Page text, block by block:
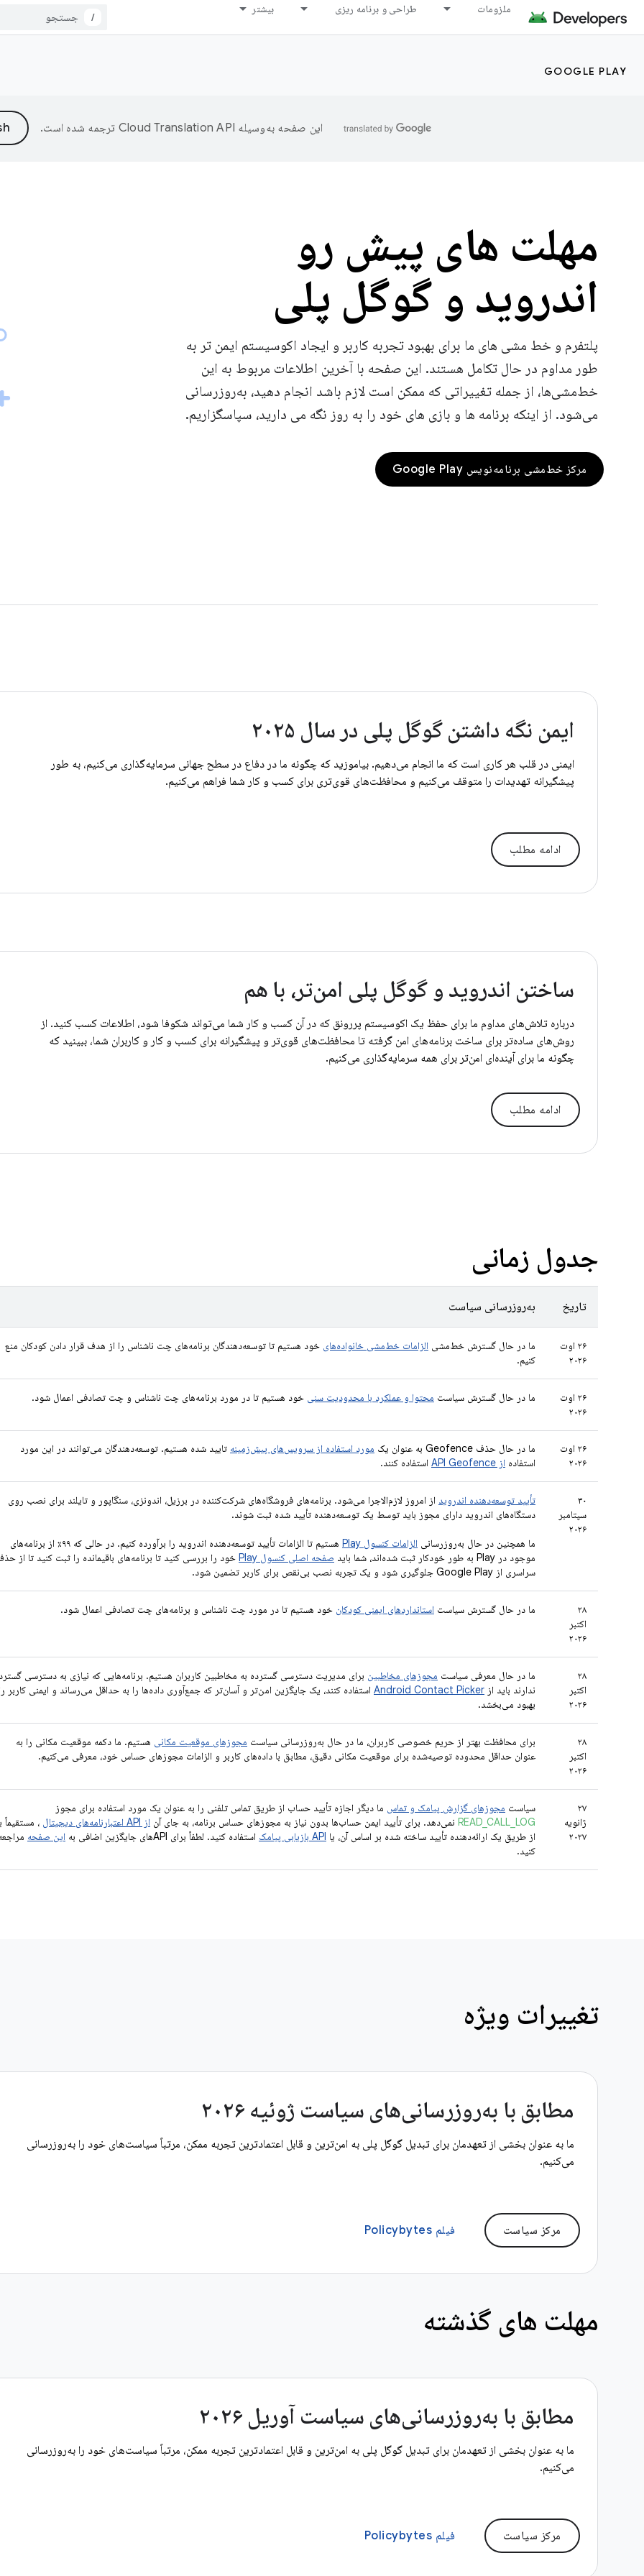
ملزومات طراحی و برنامه ریزی بیشتر
/
GOOGLE PLAY
این صفحه به‌وسیله ترجمه شده است.
مهلت های پیش رو
اندروید و گوگل پلی
پلتفرم و خط مشی های ما برای بهبود تجربه کاربر و ایجاد اکوسیستم ایمن تر به
طور مداوم در حال تکامل هستند. این صفحه با آخرین اطلاعات مربوط به این
خط‌مشی‌ها، از جمله تغییراتی که ممکن است لازم باشد انجام دهید، به‌روزرسانی
می‌شود. از اینکه برنامه ها و بازی های خود را به روز نگه می دارید، سپاسگزاریم.
مرکز خط‌مشی برنامه‌نویس Google Play
ایمن نگه داشتن گوگل پلی در سال ۲۰۲۵
ایمنی در قلب هر کاری است که ما انجام می‌دهیم. بیاموزید که چگونه ما در دفاع در سطح جهانی سرمایه‌گذاری می‌کنیم، به طور
پیشگیرانه تهدیدات را متوقف می‌کنیم و محافظت‌های قوی‌تری برای کسب و کار شما فراهم می‌کنیم.
ادامه مطلب
ساختن اندروید و گوگل پلی امن‌تر، با هم
درباره تلاش‌های مداوم ما برای حفظ یک اکوسیستم پررونق که در آن کسب و کار شما می‌تواند شکوفا شود، اطلاعات کسب کنید. از
روش‌های ساده‌تر برای ساخت برنامه‌های امن گرفته تا محافظت‌های قوی‌تر و پیشگیرانه برای کسب و کار و کاربران شما، ببینید که
چگونه ما برای آینده‌ای امن‌تر برای همه سرمایه‌گذاری می‌کنیم.
ادامه مطلب
جدول زمانی
تاریخ به‌روزرسانی سیاست
۲۶ اوت
۲۰۲۶
ما در حال گسترش خط‌مشی الزامات خط‌مشی خانواده‌های خود هستیم تا توسعه‌دهندگان برنامه‌های چت ناشناس را از هدف قرار دادن کودکان منع
کنیم.
۲۶ اوت
۲۰۲۶
ما در حال گسترش سیاست محتوا و عملکرد با محدودیت سنی خود هستیم تا در مورد برنامه‌های چت ناشناس و چت تصادفی اعمال شود.
۲۶ اوت
۲۰۲۶
ما در حال حذف Geofence به عنوان یک مورد استفاده از سرویس‌های پیش‌زمینه تایید شده هستیم. توسعه‌دهندگان می‌توانند در این مورد
استفاده از API Geofence استفاده کنند.
۳۰
سپتامبر
۲۰۲۶
تأیید توسعه‌دهنده اندروید از امروز لازم‌الاجرا می‌شود. برنامه‌های فروشگاه‌های شرکت‌کننده در برزیل، اندونزی، سنگاپور و تایلند برای نصب روی
دستگاه‌های اندروید دارای مجوز باید توسط یک توسعه‌دهنده تأیید شده ثبت شوند.
ما همچنین در حال به‌روزرسانی الزامات کنسول Play
هستیم تا الزامات تأیید توسعه‌دهنده اندروید را برآورده کنیم. در حالی که ۹۹٪ از برنامه‌های
موجود در Play به طور خودکار ثبت شده‌اند، شما باید
صفحه اصلی کنسول Play
خود را بررسی کنید تا برنامه‌های باقیمانده را ثبت کنید تا از
سراسری از Google Play جلوگیری شود و یک تجربه نصب بی‌نقص برای کاربر تضمین شود.
۲۸
اکتبر
۲۰۲۶
ما در حال گسترش سیاست استانداردهای ایمنی کودکان خود هستیم تا در مورد چت ناشناس و برنامه‌های چت تصادفی اعمال شود.
۲۸
اکتبر
۲۰۲۶
ما در حال معرفی سیاست مجوزهای مخاطبین برای مدیریت دسترسی گسترده به مخاطبین کاربران هستیم. برنامه‌هایی که نیازی به دسترسی
ندارند باید از Android Contact Picker استفاده کنند، یک جایگزین امن‌تر و آسان‌تر که جمع‌آوری داده‌ها را به حداقل می‌رساند و ایمنی کاربر
بهبود می‌بخشد.
۲۸
اکتبر
۲۰۲۶
برای محافظت بهتر از حریم خصوصی کاربران، ما در حال به‌روزرسانی سیاست مجوزهای موقعیت مکانی هستیم. ما دکمه موقعیت مکانی را به
عنوان حداقل محدوده توصیه‌شده برای موقعیت مکانی دقیق، مطابق با داده‌های کاربر و الزامات مجوزهای حساس خود، معرفی می‌کنیم.
۲۷
ژانویه
۲۰۲۷
سیاست مجوزهای گزارش پیامک و تماس ما دیگر اجازه تأیید حساب از طریق تماس تلفنی را به عنوان یک مورد استفاده برای مجوز
READ_CALL_LOG نمی‌دهد. برای تأیید ایمن حساب‌ها بدون نیاز به مجوزهای حساس برنامه، به جای آن از API اعتبارنامه‌های دیجیتال
، مستقیماً
از طریق یک ارائه‌دهنده تأیید ساخته شده بر اساس آن، یا API بازیابی پیامک استفاده کنید. لطفاً برای APIهای جایگزین اضافی به این صفحه
کنید.
تغییرات ویژه
مطابق با به‌روزرسانی‌های سیاست ژوئیه ۲۰۲۶
ما به عنوان بخشی از تعهدمان برای تبدیل گوگل پلی به امن‌ترین و قابل اعتمادترین تجربه ممکن، مرتباً سیاست‌های خود را به‌روزرسانی
می‌کنیم.
مرکز سیاست فیلم Policybytes
مهلت های گذشته
مطابق با به‌روزرسانی‌های سیاست آوریل ۲۰۲۶
ما به عنوان بخشی از تعهدمان برای تبدیل گوگل پلی به امن‌ترین و قابل اعتمادترین تجربه ممکن، مرتباً سیاست‌های خود را به‌روزرسانی
می‌کنیم.
مرکز سیاست فیلم Policybytes